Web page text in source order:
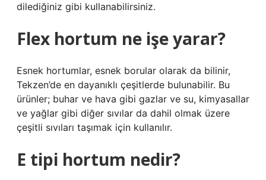
dilediğiniz gibi kullanabilirsiniz.
Flex hortum ne işe yarar?
Esnek hortumlar, esnek borular olarak da bilinir,
Tekzen’de en dayanıklı çeşitlerde bulunabilir. Bu
ürünler; buhar ve hava gibi gazlar ve su, kimyasallar
ve yağlar gibi diğer sıvılar da dahil olmak üzere
çeşitli sıvıları taşımak için kullanılır.
E tipi hortum nedir?